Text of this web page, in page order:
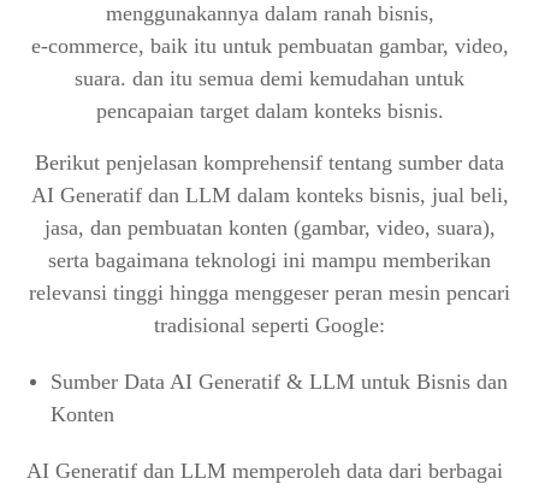
Contoh Bisnis:
Ketergantungan Berlebihan:
Kualitas Konten:
AI-Agnostic Platforms:
Voice/AR Integration:
Autonomous Business Solutions:
menggunakannya dalam ranah bisnis,
e-commerce, baik itu untuk pembuatan gambar, video,
suara. dan itu semua demi kemudahan untuk
pencapaian target dalam konteks bisnis.
Berikut penjelasan komprehensif tentang sumber data
AI Generatif dan LLM dalam konteks bisnis, jual beli,
jasa, dan pembuatan konten (gambar, video, suara),
serta bagaimana teknologi ini mampu memberikan
relevansi tinggi hingga menggeser peran mesin pencari
tradisional seperti Google:
Sumber Data AI Generatif & LLM untuk Bisnis dan
Konten
AI Generatif dan LLM memperoleh data dari berbagai